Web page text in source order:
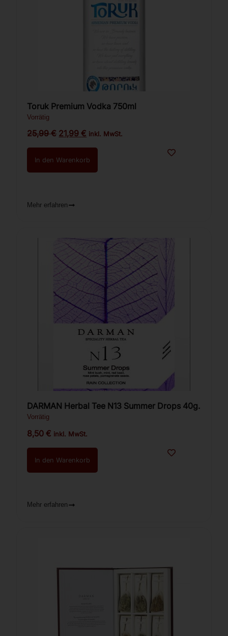
Toruk Premium Vodka 750ml
Vorrätig
25,99€ 21,99€ inkl. MwSt.
In den Warenkorb
Mehr erfahren
DARMAN Herbal Tee N13 Summer Drops 40g.
Vorrätig
8,50€ inkl. MwSt.
In den Warenkorb
Mehr erfahren